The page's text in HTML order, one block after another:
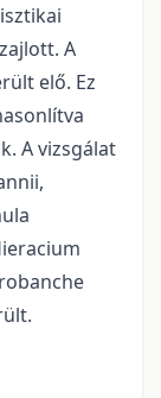
A
elő. Ez
A vizsgálat